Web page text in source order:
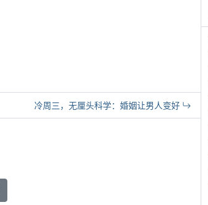
冷周三，无厘头科学：婚姻让男人变好